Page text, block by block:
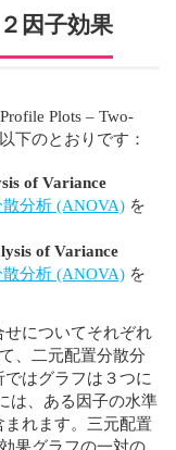
因子効果
Plots – Two-
下のとおりです：
of Variance
散分析 (ANOVA) を
of Variance
分析 (ANOVA) を
せについてそれぞれ
、二元配置分散分
はグラフは３つに
は、ある因子の水準
れます。三元配置